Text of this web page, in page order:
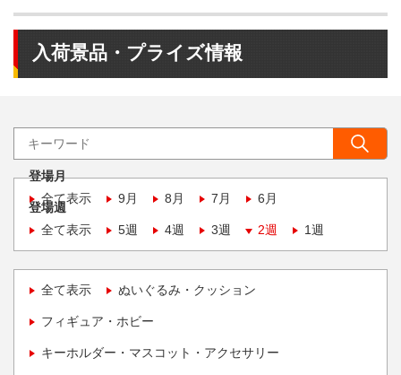
入荷景品・プライズ情報
登場月
全て表示
9月 8月 7月 6月
登場週
全て表示
5週 4週 3週 2週 1週
全て表示 ぬいぐるみ・クッション
フィギュア・ホビー
キーホルダー・マスコット・アクセサリー